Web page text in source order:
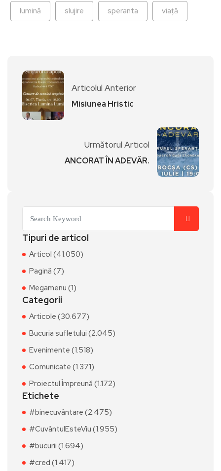
lumină slujire speranta viață
Articolul Anterior
Misiunea Hristic
Următorul Articol
ANCORAT ÎN ADEVĂR.
Tipuri de articol
Articol (41.050)
Pagină (7)
Megamenu (1)
Categorii
Articole (30.677)
Bucuria sufletului (2.045)
Evenimente (1.518)
Comunicate (1.371)
Proiectul Împreună (1.172)
Etichete
#binecuvântare (2.475)
#CuvântulEsteViu (1.955)
#bucurii (1.694)
#cred (1.417)